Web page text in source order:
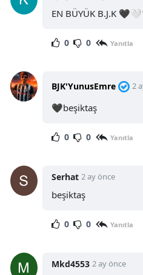
EN BÜYÜK B.J.K
0 0 Yanıtla
BJK'YunusEmre 2
🖤beşiktaş
0 0 Yanıtla
Serhat 2 ay önce
beşiktaş
0 0 Yanıtla
Mkd4553 2 ay önce